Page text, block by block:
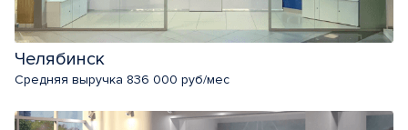
Челябинск
Средняя выручка 836 000 руб/мес